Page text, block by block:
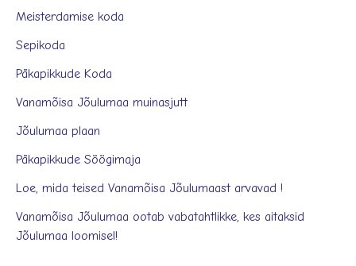
Meisterdamise koda
Sepikoda
Päkapikkude Koda
Vanamõisa Jõulumaa muinasjutt
Jõulumaa plaan
Päkapikkude Söögimaja
Loe, mida teised Vanamõisa Jõulumaast arvavad !
Vanamõisa Jõulumaa ootab vabatahtlikke, kes aitaksid
Jõulumaa loomisel!